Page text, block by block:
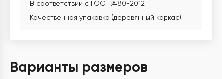
В соответствии с ГОСТ 9480-2012
Качественная упаковка (деревянный каркас)
Варианты размеров